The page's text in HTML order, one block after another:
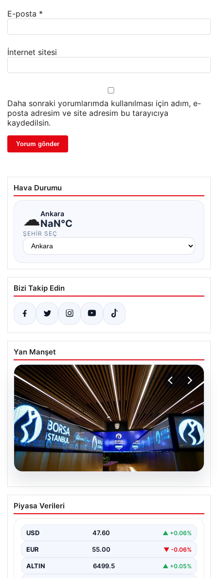
E-posta *
İnternet sitesi
Daha sonraki yorumlarımda kullanılması için adım, e-
posta adresim ve site adresim bu tarayıcıya
kaydedilsin.
Hava Durumu
☁Ankara
NaN°C
ŞEHIR SEÇ
Bizi Takip Edin
Yan Manşet
05.08.2026
Yatırım araçlarının haftalık performansı
nasıl oldu?
Piyasa Verileri
USD 47.60 ▲ +0.06%
EUR 55.00 ▼ -0.06%
ALTIN 6499.5 ▲ +0.05%